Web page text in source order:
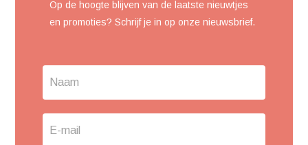
Op de hoogte blijven van de laatste nieuwtjes
en promoties? Schrijf je in op onze nieuwsbrief.